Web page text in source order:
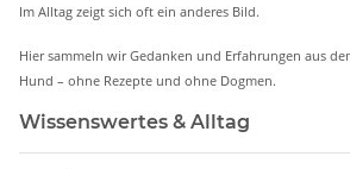
Im Alltag zeigt sich oft ein anderes Bild.
Hier sammeln wir Gedanken und Erfahrungen aus
Hund – ohne Rezepte und ohne Dogmen.
Wissenswertes & Alltag